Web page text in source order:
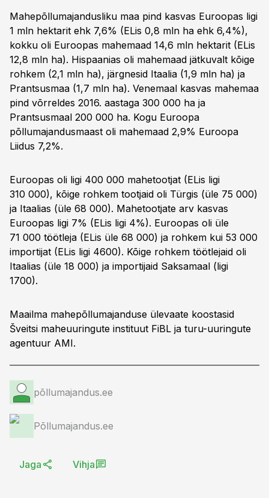
Mahepõllumajandusliku maa pind kasvas Euroopas ligi
1 mln hektarit ehk 7,6% (ELis 0,8 mln ha ehk 6,4%),
kokku oli Euroopas mahemaad 14,6 mln hektarit (ELis
12,8 mln ha). Hispaanias oli mahemaad jätkuvalt kõige
rohkem (2,1 mln ha), järgnesid Itaalia (1,9 mln ha) ja
Prantsusmaa (1,7 mln ha). Venemaal kasvas mahemaa
pind võrreldes 2016. aastaga 300 000 ha ja
Prantsusmaal 200 000 ha. Kogu Euroopa
põllumajandusmaast oli mahemaad 2,9% Euroopa
Liidus 7,2%.
Euroopas oli ligi 400 000 mahetootjat (ELis ligi
310 000), kõige rohkem tootjaid oli Türgis (üle 75 000)
ja Itaalias (üle 68 000). Mahetootjate arv kasvas
Euroopas ligi 7% (ELis ligi 4%). Euroopas oli üle
71 000 töötleja (ELis üle 68 000) ja rohkem kui 53 000
importijat (ELis ligi 4600). Kõige rohkem töötlejaid oli
Itaalias (üle 18 000) ja importijaid Saksamaal (ligi
1700).
Maailma mahepõllumajanduse ülevaate koostasid
Šveitsi maheuuringute instituut FiBL ja turu-uuringute
agentuur AMI.
põllumajandus.ee
Põllumajandus.ee
Jaga Vihja